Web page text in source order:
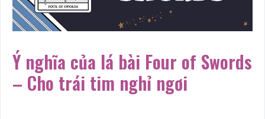
Ý nghĩa của lá bài Four of Swords
– Cho trái tim nghỉ ngơi